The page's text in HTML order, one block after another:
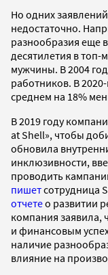
Но одних
недостаточно.
разнообразия еще
десятилетия в
мужчины. В 2004
работников. В
среднем на 18%
В 2019 году
at Shell», чтобы
обновила
инклюзивности,
проводить
пишетсотрудница
отчетео развитии
компания заявила,
и финансовым
наличие
влияние на